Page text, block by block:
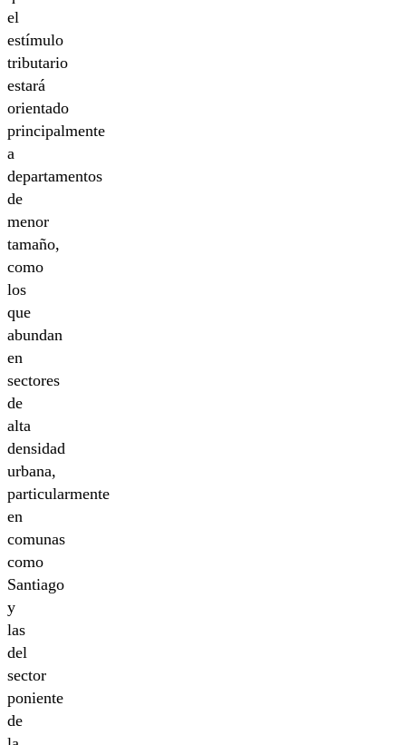
el
estímulo
tributario
estará
orientado
principalmente
a
departamentos
de
menor
tamaño,
como
los
que
abundan
en
sectores
de
alta
densidad
urbana,
particularmente
en
comunas
como
Santiago
y
las
del
sector
poniente
de